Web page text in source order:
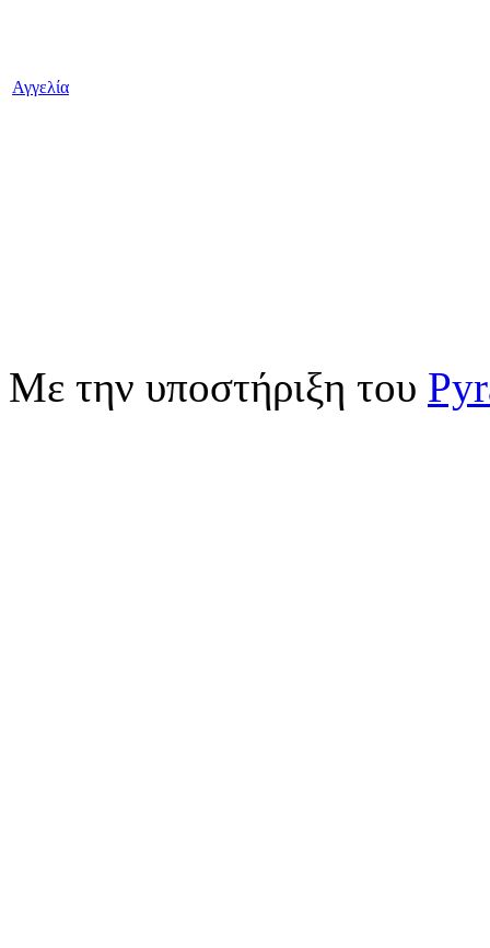
Αγγελία
Με την υποστήριξη του